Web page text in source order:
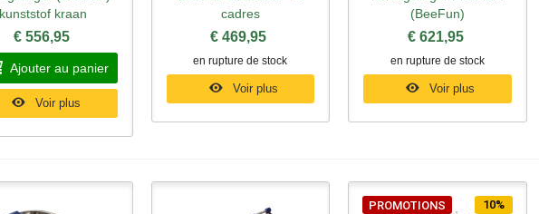
kunststof kraan
€ 556,95
Ajouter au panier
Voir plus
cadres
€ 469,95
en rupture de stock
Voir plus
(BeeFun)
€ 621,95
en rupture de stock
Voir plus
PROMOTIONS 10%